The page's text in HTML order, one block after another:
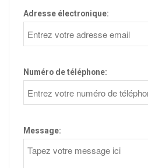
Adresse électronique:
Numéro de téléphone:
Message: